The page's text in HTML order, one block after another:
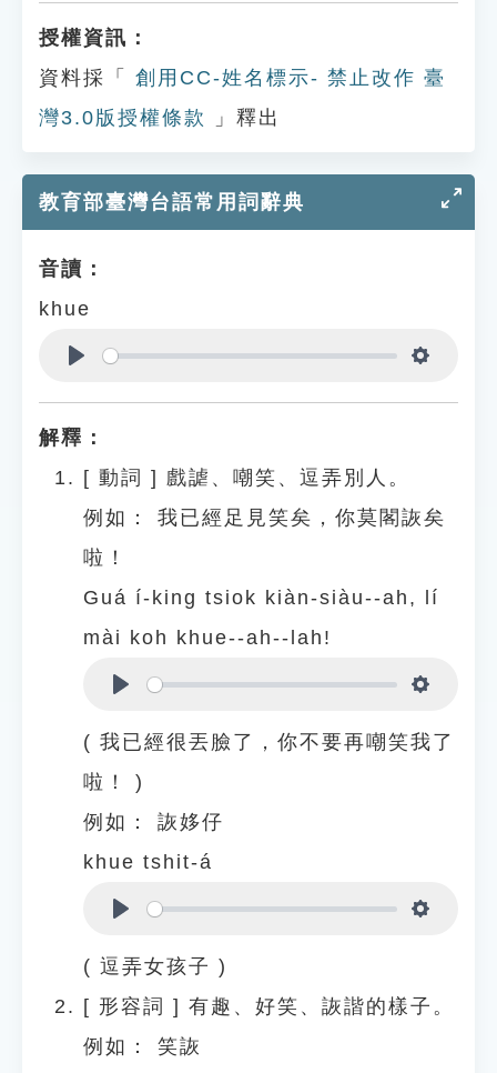
授權資訊：
資料採「
創用CC-姓名標示- 禁止改作 臺
灣3.0版授權條款
」釋出
教育部臺灣台語常用詞辭典
音讀：
khue
解釋：
[ 動詞 ] 戲謔、嘲笑、逗弄別人。
例如：
我已經足見笑矣，你莫閣詼矣
啦！
Guá í-king tsiok kiàn-siàu--ah, lí
mài koh khue--ah--lah!
( 我已經很丟臉了，你不要再嘲笑我了
啦！ )
例如：
詼姼仔
khue tshit-á
( 逗弄女孩子 )
[ 形容詞 ] 有趣、好笑、詼諧的樣子。
例如：
笑詼